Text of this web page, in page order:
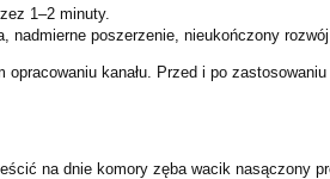
1–2 minuty.
nadmierne poszerzenie, nieukończony
kanału. Przed i po
na dnie komory zęba wacik nasączony